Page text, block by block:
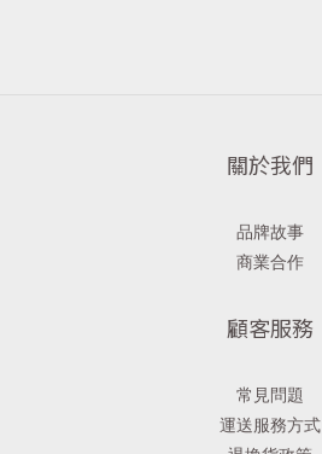
關於我們
品牌故事
商業合作
顧客服務
常見問題
運送服務方式